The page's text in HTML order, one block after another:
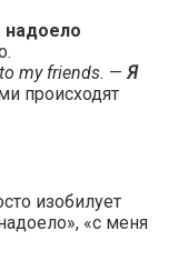
my friends. —Я
происходят
изобилует
«с меня